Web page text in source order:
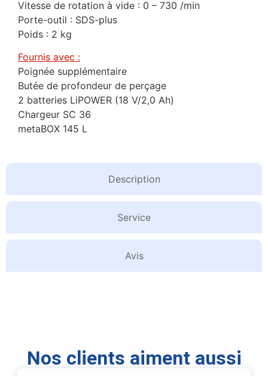
Description
Service
Avis
Vitesse de rotation à vide : 0 – 730 /min
Porte-outil : SDS-plus
Poids : 2 kg
Fournis avec :
Poignée supplémentaire
Butée de profondeur de perçage
2 batteries LiPOWER (18 V/2,0 Ah)
Chargeur SC 36
metaBOX 145 L
Nos clients aiment aussi